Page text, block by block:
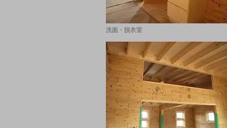
洗面・脱衣室